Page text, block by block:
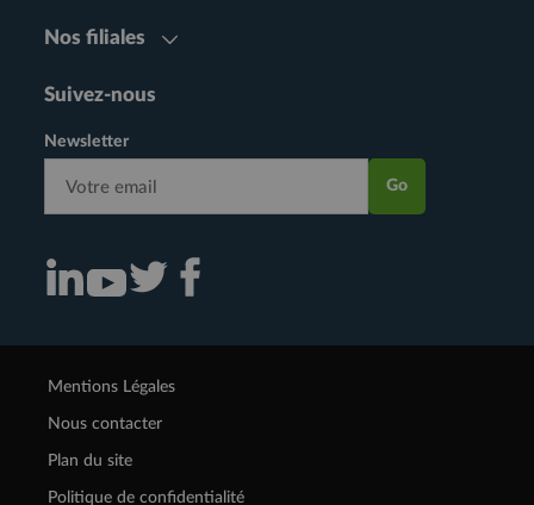
Nos filiales
Suivez-nous
Newsletter
Go
Mentions Légales
Nous contacter
Plan du site
Politique de confidentialité